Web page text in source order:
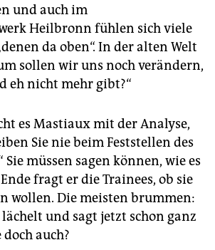
und auch im
Heilbronn fühlen sich viele
da oben“. In der alten Welt
sollen wir uns noch verändern,
eh nicht mehr gibt?“
es Mas­tiaux mit der Analyse,
Sie nie beim Feststellen des
Sie müssen sagen können, wie es
fragt er die Trainees, ob sie
wollen. Die meisten brummen:
und sagt jetzt schon ganz
auch?